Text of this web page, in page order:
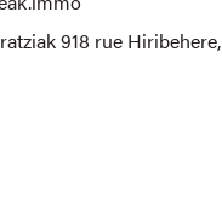
918 rue Hiribehere,